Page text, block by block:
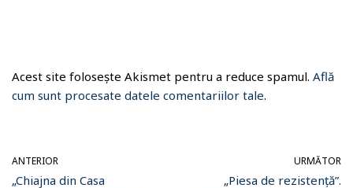
Acest site folosește Akismet pentru a reduce spamul. Află
cum sunt procesate datele comentariilor tale.
ANTERIOR
„Chiajna din Casa
URMĂTOR
„Piesa de rezistență”.